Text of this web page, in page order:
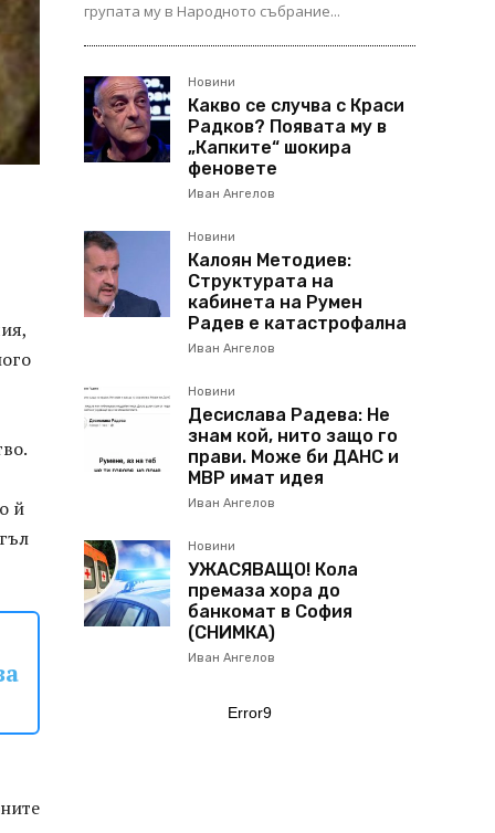
й
групата му в Народното събрание...
Новини
Какво се случва с Краси
Радков? Появата му в
„Капките“ шокира
феновете
Иван Ангелов
Новини
Калоян Методиев:
Структурата на
кабинета на Румен
Радев е катастрофална
Иван Ангелов
Новини
Десислава Радева: Не
знам кой, нито защо го
прави. Може би ДАНС и
МВР имат идея
Иван Ангелов
Новини
УЖАСЯВАЩО! Кола
премаза хора до
банкомат в София
(СНИМКА)
Иван Ангелов
Error9